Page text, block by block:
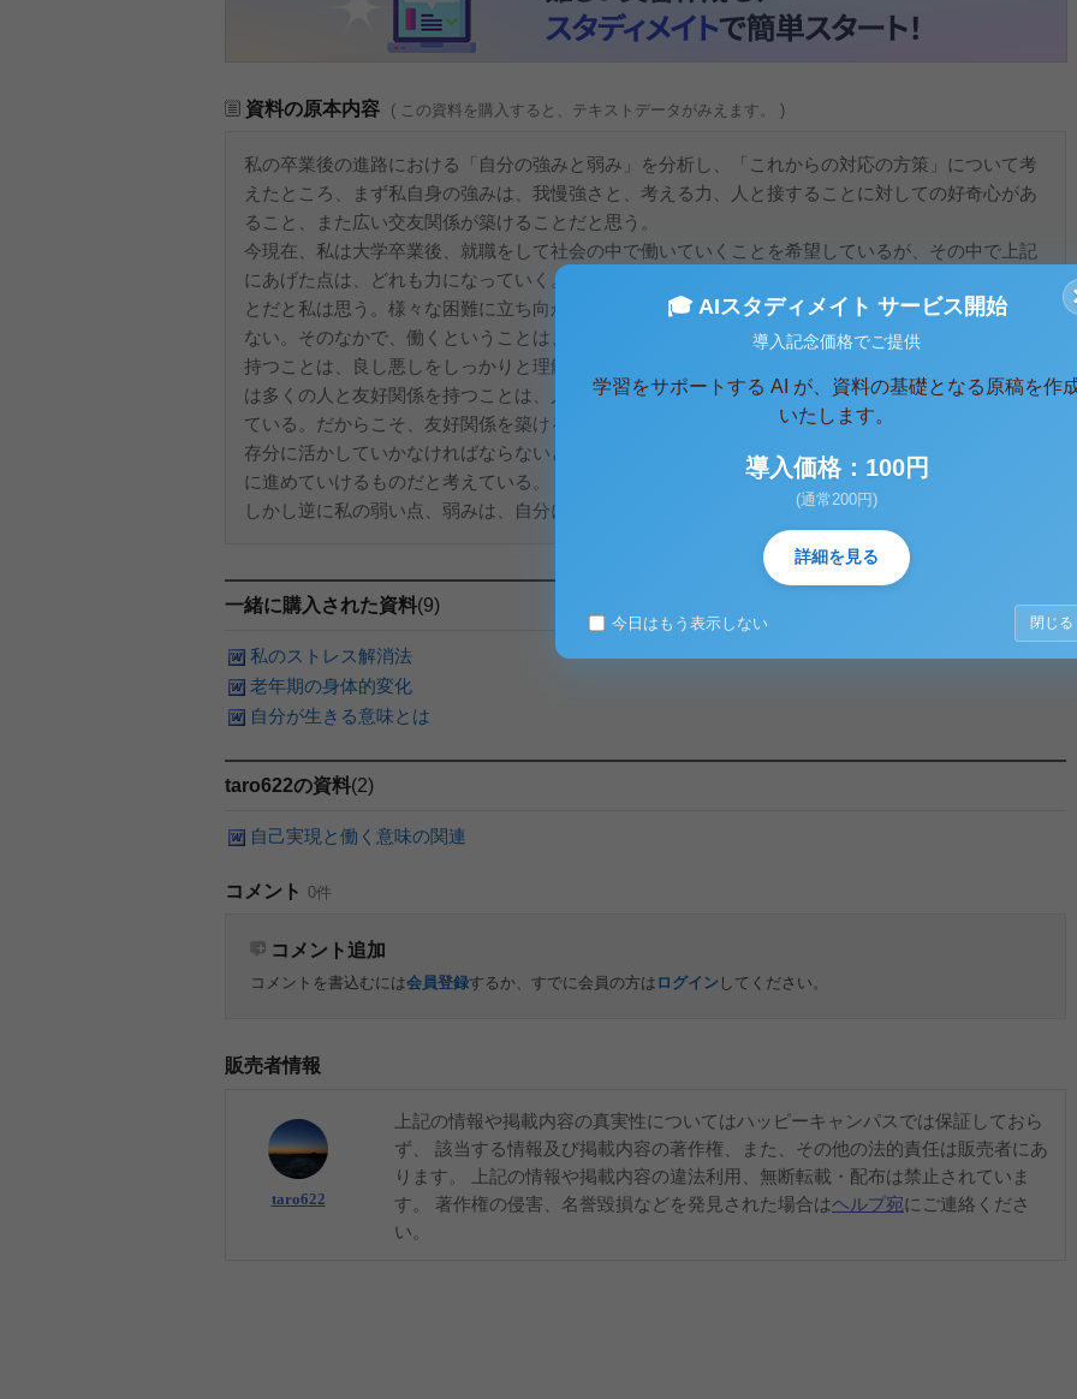
資料の原本内容 ( この資料を購入すると、テキストデータがみえます。 )
私の卒業後の進路における「自分の強みと弱み」を分析し、「これからの対応の方策」について考
えたところ、まず私自身の強みは、我慢強さと、考える力、人と接することに対しての好奇心があ
ること、また広い交友関係が築けることだと思う。
今現在、私は大学卒業後、就職をして社会の中で働いていくことを希望しているが、その中で上記
にあげた点は、どれも力になっていく。特にどれが特別良いというものではなく、どれも必要なこ
とだと私は思う。様々な困難に立ち向かう際には我慢強さが必要であり、考えていかなければなら
ない。そのなかで、働くということは、もちろん人と接することになるので、そういった好奇心を
持つことは、良し悪しをしっかりと理解することで大切なものになってくる。また私は友人、また
は多くの人と友好関係を持つことは、人生において、これ以上ないというほど必要なものだと思っ
ている。だからこそ、友好関係を築けるということは私自身喜ばしいことであると思うと同時に、
存分に活かしていかなければならないと思う。そういていくことで、私の進路は他の人に比べ有利
に進めていけるものだと考えている。
しかし逆に私の弱い点、弱みは、自分に...
一緒に購入された資料(9)
私のストレス解消法
老年期の身体的変化
自分が生きる意味とは
taro622の資料(2)
自己実現と働く意味の関連
コメント 0件
コメント追加
コメントを書込むには会員登録するか、すでに会員の方は ログイン してください。
販売者情報
taro622
上記の情報や掲載内容の真実性についてはハッピーキャンパスでは保証しておら
ず、 該当する情報及び掲載内容の著作権、また、その他の法的責任は販売者にあ
ります。 上記の情報や掲載内容の違法利用、無断転載・配布は禁止されていま
す。 著作権の侵害、名誉毀損などを発見された場合はヘルプ宛にご連絡くださ
い。
🎓 AIスタディメイト サービス開始
導入記念価格でご提供
学習をサポートする AI が、資料の基礎となる原稿を作
いたします。
導入価格：100円
(通常200円)
詳細を見る
今日はもう表示しない 閉じる